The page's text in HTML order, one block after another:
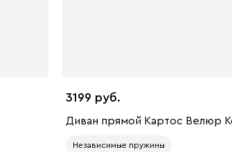
3199
Диван прямой Картос Велюр
Независимые пружины